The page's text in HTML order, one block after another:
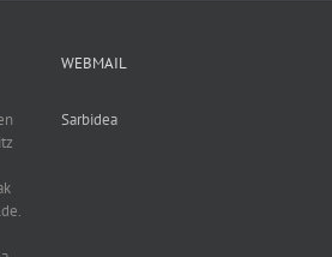
WEBMAIL
Sarbidea